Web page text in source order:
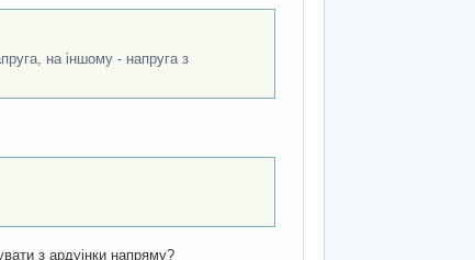
на іншому - напруга з
з ардуінки напряму?